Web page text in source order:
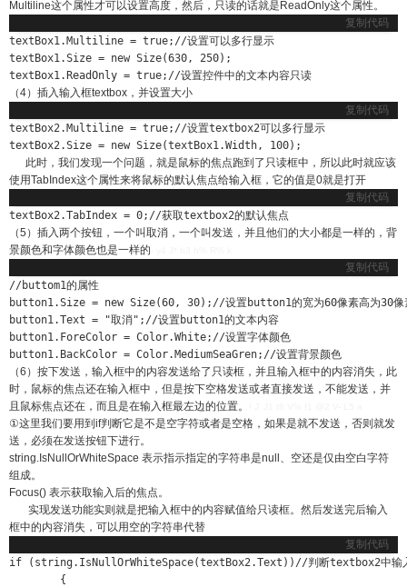
Multiline这个属性才可以设置高度，然后，只读的话就是ReadOnly这个属性。
复制代码
textBox1.Multiline = true;//设置可以多行显示
textBox1.Size = new Size(630, 250);
textBox1.ReadOnly = true;//设置控件中的文本内容只读
（4）插入输入框textbox，并设置大小
复制代码
textBox2.Multiline = true;//设置textbox2可以多行显示
textBox2.Size = new Size(textBox1.Width, 100);
此时，我们发现一个问题，就是鼠标的焦点跑到了只读框中，所以此时就应该
使用TabIndex这个属性来将鼠标的默认焦点给输入框，它的值是0就是打开
复制代码
textBox2.TabIndex = 0;//获取textbox2的默认焦点
（5）插入两个按钮，一个叫取消，一个叫发送，并且他们的大小都是一样的，背
景颜色和字体颜色也是一样的
复制代码
//buttom1的属性
button1.Size = new Size(60, 30);//设置button1的宽为60像素高为30像
button1.Text = "取消";//设置button1的文本内容
button1.ForeColor = Color.White;//设置字体颜色
button1.BackColor = Color.MediumSeaGren;//设置背景颜色
（6）按下发送，输入框中的内容发送给了只读框，并且输入框中的内容消失，此
时，鼠标的焦点还在输入框中，但是按下空格发送或者直接发送，不能发送，并
且鼠标焦点还在，而且是在输入框最左边的位置。
①这里我们要用到if判断它是不是空字符或者是空格，如果是就不发送，否则就发
送，必须在发送按钮下进行。
string.IsNullOrWhiteSpace 表示指示指定的字符串是null、空还是仅由空白字符
组成。
Focus() 表示获取输入后的焦点。
实现发送功能实则就是把输入框中的内容赋值给只读框。然后发送完后输入
框中的内容消失，可以用空的字符串代替
复制代码
if (string.IsNullOrWhiteSpace(textBox2.Text))//判断textbox2中输入
{